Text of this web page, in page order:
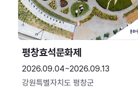
평창효석문화제
2026.09.04~2026.09.13
강원특별자치도 평창군